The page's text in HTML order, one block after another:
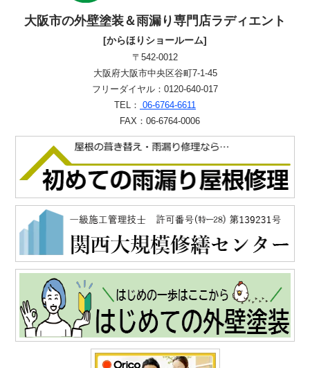
大阪市の外壁塗装＆雨漏り専門店ラディエント
[からほりショールーム]
〒542-0012
大阪府大阪市中央区谷町7-1-45
フリーダイヤル：0120-640-017
TEL： 06-6764-6611
FAX：06-6764-0006